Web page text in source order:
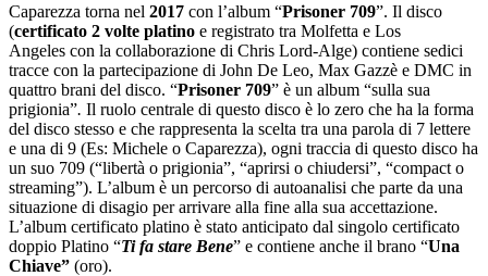
Caparezza torna nel 2017 con l’album “Prisoner 709”. Il disco
(certificato 2 volte platino e registrato tra Molfetta e Los
Angeles con la collaborazione di Chris Lord-Alge) contiene sedici
tracce con la partecipazione di John De Leo, Max Gazzè e DMC in
quattro brani del disco. “Prisoner 709” è un album “sulla sua
prigionia”. Il ruolo centrale di questo disco è lo zero che ha la forma
del disco stesso e che rappresenta la scelta tra una parola di 7 lettere
e una di 9 (Es: Michele o Caparezza), ogni traccia di questo disco ha
un suo 709 (“libertà o prigionia”, “aprirsi o chiudersi”, “compact o
streaming”). L’album è un percorso di autoanalisi che parte da una
situazione di disagio per arrivare alla fine alla sua accettazione.
L’album certificato platino è stato anticipato dal singolo certificato
doppio Platino “Ti fa stare Bene” e contiene anche il brano “Una
Chiave” (oro).